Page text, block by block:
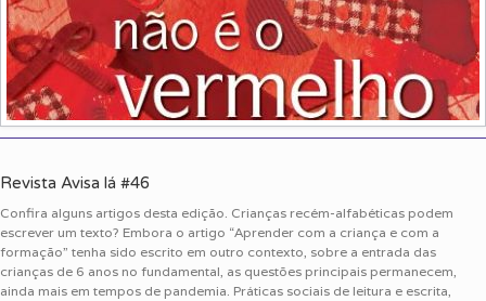
Revista Avisa lá #46
Confira alguns artigos desta edição. Crianças recém-alfabéticas podem
escrever um texto? Embora o artigo “Aprender com a criança e com a
formação” tenha sido escrito em outro contexto, sobre a entrada das
crianças de 6 anos no fundamental, as questões principais permanecem,
ainda mais em tempos de pandemia. Práticas sociais de leitura e escrita,